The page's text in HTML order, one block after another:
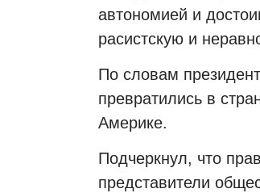
автономией и
расистскую и
По словам
превратились в
Америке.
Подчеркнул, что
представители